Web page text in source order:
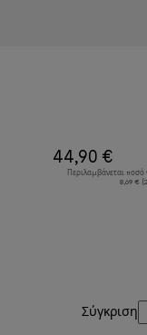
44,90 €
Περιλαμβάνεται
8,69 €
Σύγκριση